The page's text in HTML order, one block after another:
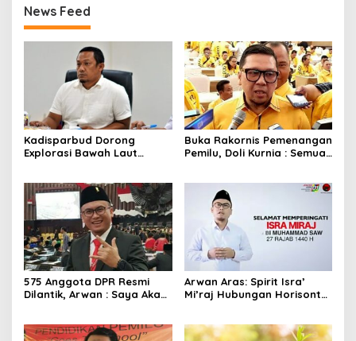
News Feed
Kadisparbud Dorong
Explorasi Bawah Laut
Buka Rakornis Pemenangan
Pemilu, Doli Kurnia : Semua
575 Anggota DPR Resmi
Dilantik, Arwan : Saya Akan
Arwan Aras: Spirit Isra’
Mi’raj Hubungan Horisontal